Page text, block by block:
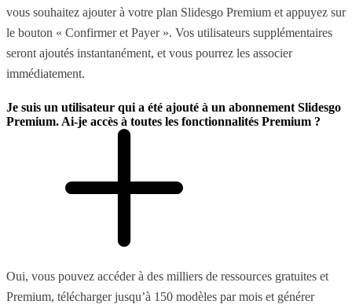
vous souhaitez ajouter à votre plan Slidesgo Premium et appuyez sur
le bouton « Confirmer et Payer ». Vos utilisateurs supplémentaires
seront ajoutés instantanément, et vous pourrez les associer
immédiatement.
Je suis un utilisateur qui a été ajouté à un abonnement Slidesgo
Premium. Ai-je accès à toutes les fonctionnalités Premium ?
Oui, vous pouvez accéder à des milliers de ressources gratuites et
Premium, télécharger jusqu’à 150 modèles par mois et générer